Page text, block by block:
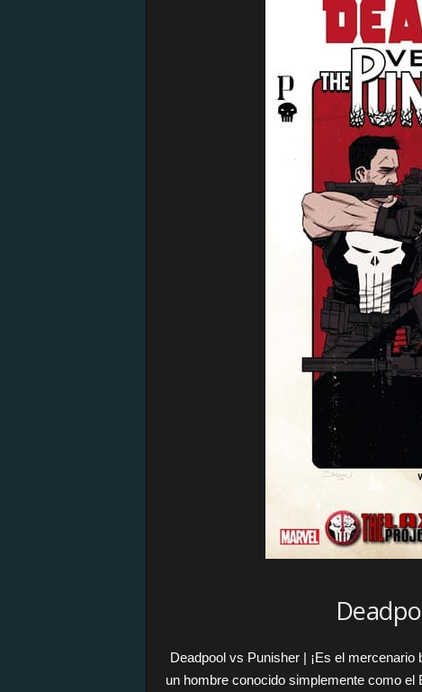
Deadpool vs Punisher | ¡Es el
un hombre conocido simplemente como